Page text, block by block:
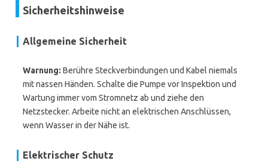
Sicherheitshinweise
Allgemeine Sicherheit
Warnung: Berühre Steckverbindungen und Kabel niemals
mit nassen Händen. Schalte die Pumpe vor Inspektion und
Wartung immer vom Stromnetz ab und ziehe den
Netzstecker. Arbeite nicht an elektrischen Anschlüssen,
wenn Wasser in der Nähe ist.
Elektrischer Schutz